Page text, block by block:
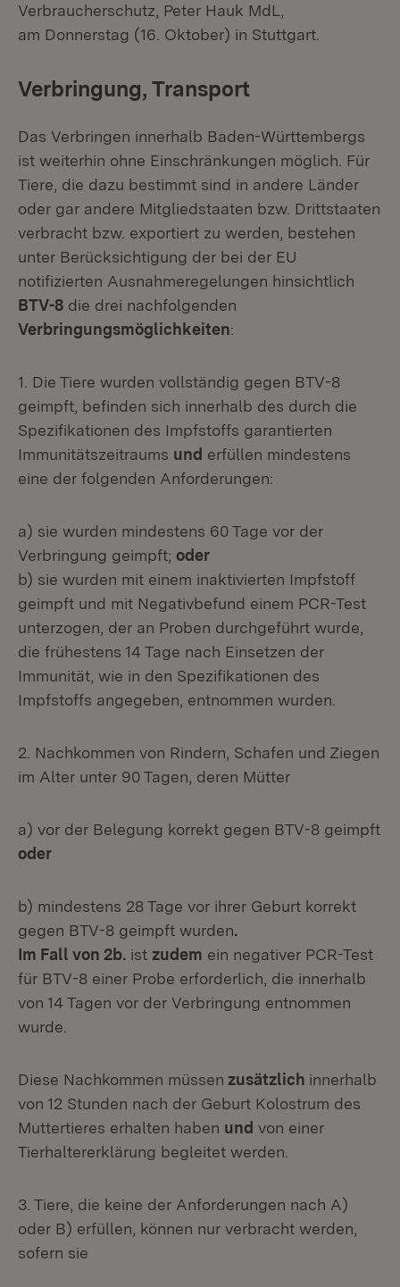
Verbraucherschutz, Peter Hauk MdL,
am Donnerstag (16. Oktober) in Stuttgart.
Verbringung, Transport
Das Verbringen innerhalb Baden-Württembergs
ist weiterhin ohne Einschränkungen möglich. Für
Tiere, die dazu bestimmt sind in andere Länder
oder gar andere Mitgliedstaaten bzw. Drittstaaten
verbracht bzw. exportiert zu werden, bestehen
unter Berücksichtigung der bei der EU
notifizierten Ausnahmeregelungen hinsichtlich
BTV-8 die drei nachfolgenden
Verbringungsmöglichkeiten:
1. Die Tiere wurden vollständig gegen BTV-8
geimpft, befinden sich innerhalb des durch die
Spezifikationen des Impfstoffs garantierten
Immunitätszeitraums und erfüllen mindestens
eine der folgenden Anforderungen:
a) sie wurden mindestens 60 Tage vor der
Verbringung geimpft; oder
b) sie wurden mit einem inaktivierten Impfstoff
geimpft und mit Negativbefund einem PCR-Test
unterzogen, der an Proben durchgeführt wurde,
die frühestens 14 Tage nach Einsetzen der
Immunität, wie in den Spezifikationen des
Impfstoffs angegeben, entnommen wurden.
2. Nachkommen von Rindern, Schafen und Ziegen
im Alter unter 90 Tagen, deren Mütter
a) vor der Belegung korrekt gegen BTV-8 geimpft
oder
b) mindestens 28 Tage vor ihrer Geburt korrekt
gegen BTV-8 geimpft wurden.
Im Fall von 2b. ist zudem ein negativer PCR-Test
für BTV-8 einer Probe erforderlich, die innerhalb
von 14 Tagen vor der Verbringung entnommen
wurde.
Diese Nachkommen müssen zusätzlich innerhalb
von 12 Stunden nach der Geburt Kolostrum des
Muttertieres erhalten haben und von einer
Tierhaltererklärung begleitet werden.
3. Tiere, die keine der Anforderungen nach A)
oder B) erfüllen, können nur verbracht werden,
sofern sie